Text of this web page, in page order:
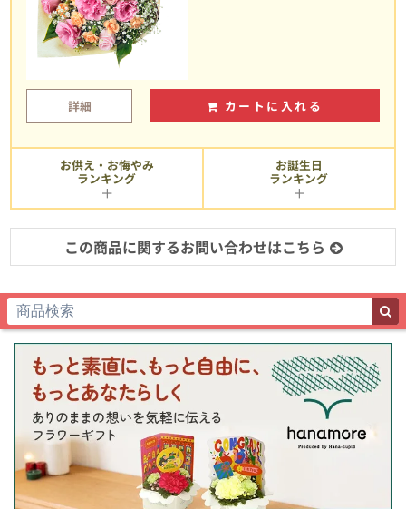
詳細 カートに入れる
お供え・お悔やみ
ランキング
お誕生日
ランキング
この商品に関するお問い合わせはこちら